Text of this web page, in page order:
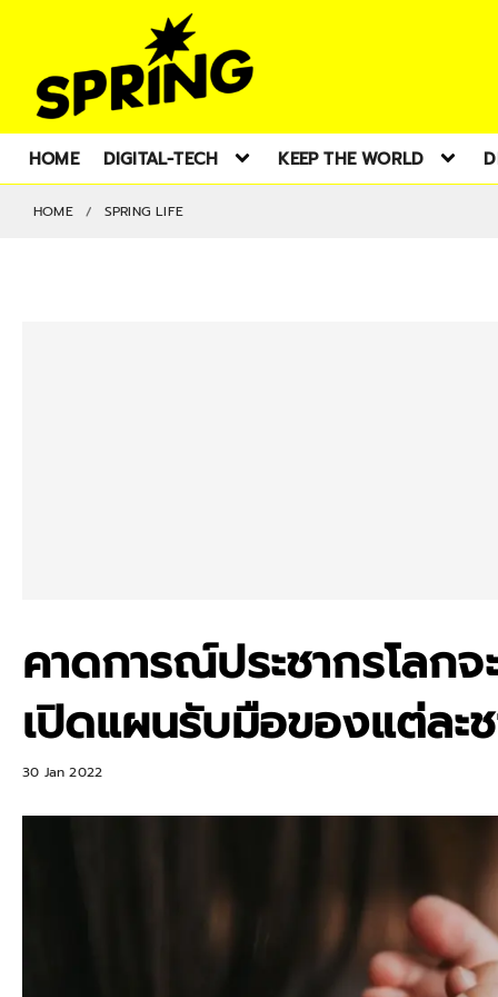
HOME DIGITAL-TECH KEEP THE WORLD
HOME SPRING LIFE
คาดการณ์ประชากรโลก
เปิดแผนรับมือของแต่ละ
30 Jan 2022